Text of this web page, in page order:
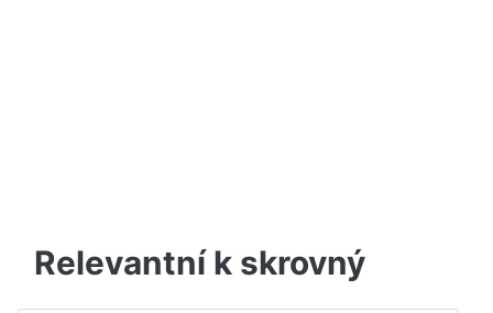
Relevantní k skrovný